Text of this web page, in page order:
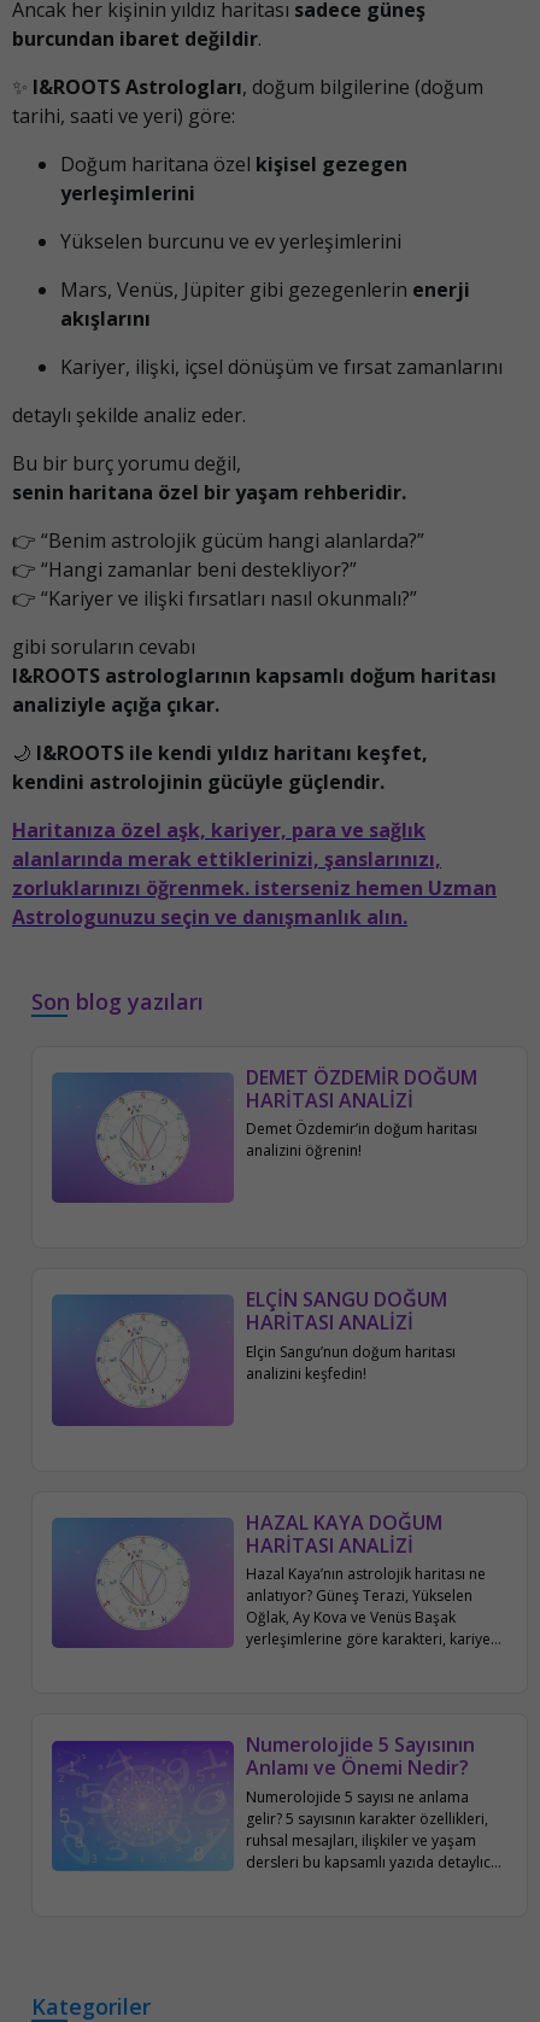
Ancak her kişinin yıldız haritası sadece güneş
burcundan ibaret değildir.
✨ I&ROOTS Astrologları, doğum bilgilerine (doğum
tarihi, saati ve yeri) göre:
Doğum haritana özel kişisel gezegen
yerleşimlerini
Yükselen burcunu ve ev yerleşimlerini
Mars, Venüs, Jüpiter gibi gezegenlerin enerji
akışlarını
Kariyer, ilişki, içsel dönüşüm ve fırsat zamanlarını
detaylı şekilde analiz eder.
Bu bir burç yorumu değil,
senin haritana özel bir yaşam rehberidir.
👉 “Benim astrolojik gücüm hangi alanlarda?”
👉 “Hangi zamanlar beni destekliyor?”
👉 “Kariyer ve ilişki fırsatları nasıl okunmalı?”
gibi soruların cevabı
I&ROOTS astrologlarının kapsamlı doğum haritası
analiziyle açığa çıkar.
🌙 I&ROOTS ile kendi yıldız haritanı keşfet,
kendini astrolojinin gücüyle güçlendir.
Haritanıza özel aşk, kariyer, para ve sağlık
alanlarında merak ettiklerinizi, şanslarınızı,
zorluklarınızı öğrenmek. isterseniz hemen Uzman
Astrologunuzu seçin ve danışmanlık alın.
Son blog yazıları
DEMET ÖZDEMİR DOĞUM
HARİTASI ANALİZİ
Demet Özdemir’in doğum haritası
analizini öğrenin!
ELÇİN SANGU DOĞUM
HARİTASI ANALİZİ
Elçin Sangu’nun doğum haritası
analizini keşfedin!
HAZAL KAYA DOĞUM
HARİTASI ANALİZİ
Hazal Kaya’nın astrolojik haritası ne
anlatıyor? Güneş Terazi, Yükselen
Oğlak, Ay Kova ve Venüs Başak
yerleşimlerine göre karakteri, kariyeri,
Numerolojide 5 Sayısının
Anlamı ve Önemi Nedir?
Numerolojide 5 sayısı ne anlama
gelir? 5 sayısının karakter özellikleri,
ruhsal mesajları, ilişkiler ve yaşam
dersleri bu kapsamlı yazıda detaylıca
Kategoriler